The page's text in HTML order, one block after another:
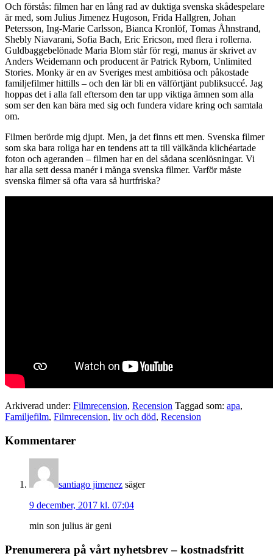
Och förstås: filmen har en lång rad av duktiga svenska skådespelare
är med, som Julius Jimenez Hugoson, Frida Hallgren, Johan
Petersson, Ing-Marie Carlsson, Bianca Kronlöf, Tomas Åhnstrand,
Shebly Niavarani, Sofia Bach, Eric Ericson, med flera i rollerna.
Guldbaggebelönade Maria Blom står för regi, manus är skrivet av
Anders Weidemann och producent är Patrick Ryborn, Unlimited
Stories. Monky är en av Sveriges mest ambitiösa och påkostade
familjefilmer hittills – och den lär bli en välförtjänt publiksuccé. Jag
hoppas det i alla fall eftersom den tar upp viktiga ämnen som alla
som ser den kan bära med sig och fundera vidare kring och samtala
om.
Filmen berörde mig djupt. Men, ja det finns ett men. Svenska filmer
som ska bara roliga har en tendens att ta till välkända klichéartade
foton och ageranden – filmen har en del sådana scenlösningar. Vi
har alla sett dessa manér i många svenska filmer. Varför måste
svenska filmer så ofta vara så hurtfriska?
Arkiverad under: Filmrecension, Recension Taggad som: apa,
Familjefilm, Filmrecension, liv och död, Recension
Läsarkommentarer
Kommentarer
santiago jimenez säger
9 december, 2017 kl. 07:04
min son julius är geni
Primärt
Prenumerera på vårt nyhetsbrev – kostnadsfritt